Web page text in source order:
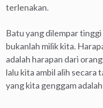
terlenakan.
Batu yang dilempar
bukanlah milik kita.
adalah harapan dari
lalu kita ambil alih secara
yang kita genggam